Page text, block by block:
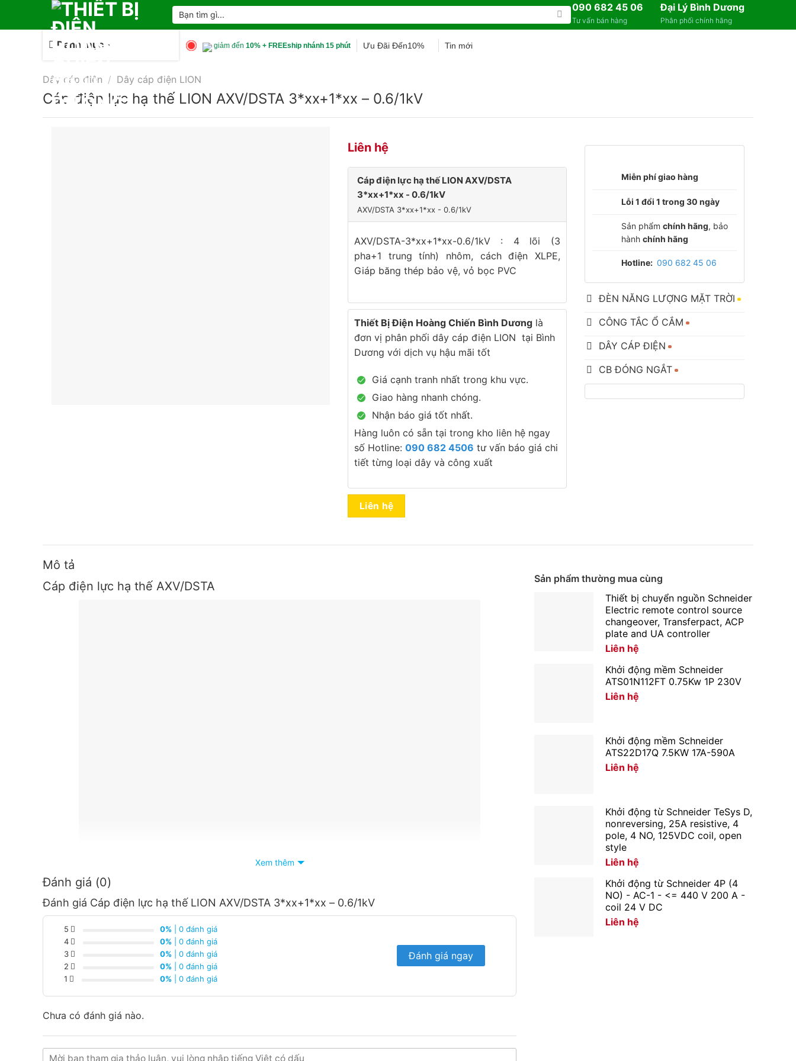
Tìm
kiếm:
090 682 45 06
Tư vấn bán hàng
Đại Lý Bình Dương
Phân phối chính hãng
Danh mục giảm đến 10% + FREEship nhánh 15 phút Ưu Đãi Đến10% Tin mới
Dây cáp điện / Dây cáp điện LION
Cáp điện lực hạ thế LION AXV/DSTA 3*xx+1*xx – 0.6/1kV
Liên hệ
Cáp điện lực hạ thế LION AXV/DSTA
3*xx+1*xx - 0.6/1kV
AXV/DSTA 3*xx+1*xx - 0.6/1kV
AXV/DSTA-3*xx+1*xx-0.6/1kV : 4 lõi (3
pha+1 trung tính) nhôm, cách điện XLPE,
Giáp băng thép bảo vệ, vỏ bọc PVC
Thiết Bị Điện Hoàng Chiến Bình Dương là
đơn vị phân phối dây cáp điện LION tại Bình
Dương với dịch vụ hậu mãi tốt
Giá cạnh tranh nhất trong khu vực.
Giao hàng nhanh chóng.
Nhận báo giá tốt nhất.
Hàng luôn có sẵn tại trong kho liên hệ ngay
số Hotline: 090 682 4506 tư vấn báo giá chi
tiết từng loại dây và công xuất
Liên hệ
Miễn phí giao hàng
Lỗi 1 đổi 1 trong 30 ngày
Sản phẩm chính hãng, bảo
hành chính hãng
Hotline: 090 682 45 06
ĐÈN NĂNG LƯỢNG MẶT TRỜI
CÔNG TẮC Ổ CẮM
DÂY CÁP ĐIỆN
CB ĐÓNG NGẮT
Mô tả
Cáp điện lực hạ thế AXV/DSTA
hậu mãi tốt
Xem thêm
Đánh giá (0)
Đánh giá Cáp điện lực hạ thế LION AXV/DSTA 3*xx+1*xx – 0.6/1kV
5 0% | 0 đánh giá
4
0% | 0 đánh giá
3
0% | 0 đánh giá
2
0% | 0 đánh giá
1
0% | 0 đánh giá
Đánh giá ngay
Chưa có đánh giá nào.
Sản phẩm thường mua cùng
Thiết bị chuyển nguồn Schneider
Electric remote control source
changeover, Transferpact, ACP
plate and UA controller
Liên hệ
Khởi động mềm Schneider
ATS01N112FT 0.75Kw 1P 230V
Liên hệ
Khởi động mềm Schneider
ATS22D17Q 7.5KW 17A-590A
Liên hệ
Khởi động từ Schneider TeSys D,
nonreversing, 25A resistive, 4
pole, 4 NO, 125VDC coil, open
style
Liên hệ
Khởi động từ Schneider 4P (4
NO) - AC-1 - <= 440 V 200 A -
coil 24 V DC
Liên hệ